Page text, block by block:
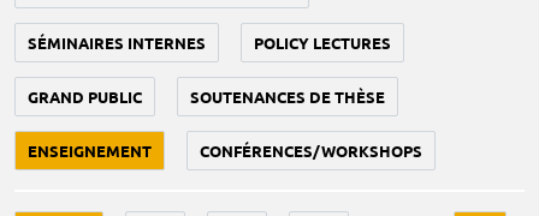
SÉMINAIRES INTERNES POLICY LECTURES
GRAND PUBLIC SOUTENANCES DE THÈSE
ENSEIGNEMENT CONFÉRENCES/WORKSHOPS